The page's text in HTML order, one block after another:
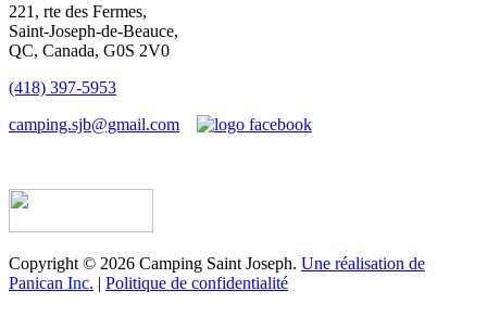
221, rte des Fermes,
Saint-Joseph-de-Beauce,
QC, Canada, G0S 2V0
(418) 397-5953
camping.sjb@gmail.com
Copyright © 2026 Camping Saint Joseph. Une réalisation de
Panican Inc. | Politique de confidentialité